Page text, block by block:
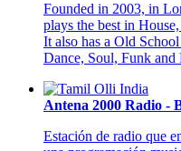
Founded in 2003, in
plays the best in
It also has a Old
Dance, Soul, Funk and
Antena 2000 Radio -
Estación de radio que